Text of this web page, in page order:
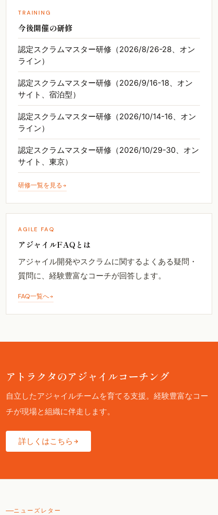
TRAINING
今後開催の研修
認定スクラムマスター研修（2026/8/26-28、オン
ライン）
認定スクラムマスター研修（2026/9/16-18、オン
サイト、宿泊型）
認定スクラムマスター研修（2026/10/14-16、オン
ライン）
認定スクラムマスター研修（2026/10/29-30、オン
サイト、東京）
研修一覧を見る
AGILE FAQ
アジャイルFAQとは
アジャイル開発やスクラムに関するよくある疑問・
質問に、経験豊富なコーチが回答します。
FAQ一覧へ
アトラクタのアジャイルコーチング
自立したアジャイルチームを育てる支援。経験豊富なコー
チが現場と組織に伴走します。
詳しくはこちら
ニューズレター